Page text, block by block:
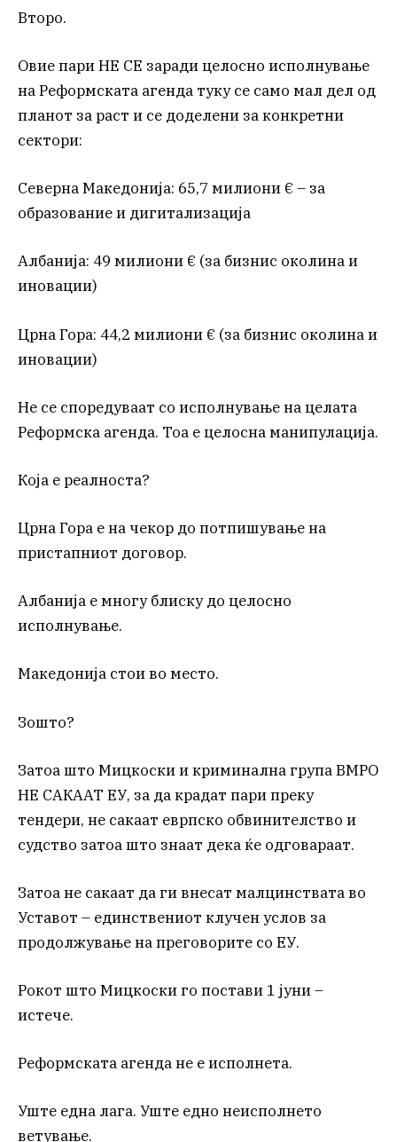
Второ.
Овие пари НЕ СЕ заради целосно исполнување
на Реформската агенда туку се само мал дел од
планот за раст и се доделени за конкретни
сектори:
Северна Македонија: 65,7 милиони € – за
образование и дигитализација
Албанија: 49 милиони € (за бизнис околина и
иновации)
Црна Гора: 44,2 милиони € (за бизнис околина и
иновации)
Не се споредуваат со исполнување на целата
Реформска агенда. Тоа е целосна манипулација.
Која е реалноста?
Црна Гора е на чекор до потпишување на
пристапниот договор.
Албанија е многу блиску до целосно
исполнување.
Македонија стои во место.
Зошто?
Затоа што Мицкоски и криминална група ВМРО
НЕ САКААТ ЕУ, за да крадат пари преку
тендери, не сакаат еврпско обвинителство и
судство затоа што знаат дека ќе одговараат.
Затоа не сакаат да ги внесат малцинствата во
Уставот – единствениот клучен услов за
продолжување на преговорите со ЕУ.
Рокот што Мицкоски го постави 1 јуни –
истече.
Реформската агенда не е исполнета.
Уште една лага. Уште едно неисполнето
ветување.